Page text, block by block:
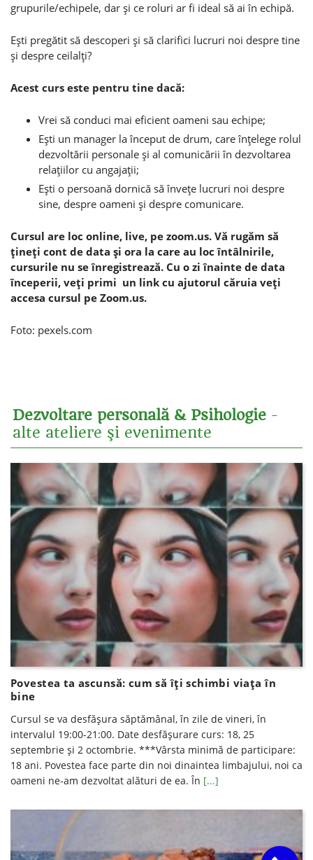
grupurile/echipele, dar şi ce roluri ar fi ideal să ai în echipă.
Eşti pregătit să descoperi şi să clarifici lucruri noi despre tine
şi despre ceilalţi?
Acest curs este pentru tine dacă:
Vrei să conduci mai eficient oameni sau echipe;
Eşti un manager la început de drum, care înţelege rolul
dezvoltării personale şi al comunicării în dezvoltarea
relaţiilor cu angajaţii;
Eşti o persoană dornică să înveţe lucruri noi despre
sine, despre oameni şi despre comunicare.
Cursul are loc online, live, pe zoom.us. Vă rugăm să
ţineţi cont de data şi ora la care au loc întâlnirile,
cursurile nu se înregistrează. Cu o zi înainte de data
începerii, veţi primi un link cu ajutorul căruia veţi
accesa cursul pe Zoom.us.
Foto: pexels.com
Dezvoltare personală & Psihologie -
alte ateliere şi evenimente
Povestea ta ascunsă: cum să îți schimbi viața în
bine
Cursul se va desfăşura săptămânal, în zile de vineri, în
intervalul 19:00-21:00. Date desfăşurare curs: 18, 25
septembrie şi 2 octombrie. ***Vârsta minimă de participare:
18 ani. Povestea face parte din noi dinaintea limbajului, noi ca
oameni ne-am dezvoltat alături de ea. În [...]